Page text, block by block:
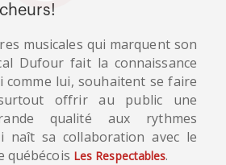
musicales qui marquent son
Dufour fait la connaissance
comme lui, souhaitent se faire
offrir au public une
qualité aux rythmes
naît sa collaboration avec le
québécois Les Respectables.